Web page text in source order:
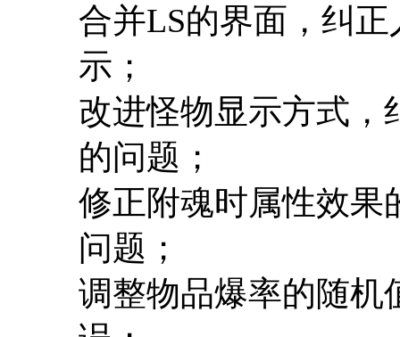
合并LS的界面，纠
示；
改进怪物显示方式，
的问题；
修正附魂时属性效果
问题；
调整物品爆率的随机